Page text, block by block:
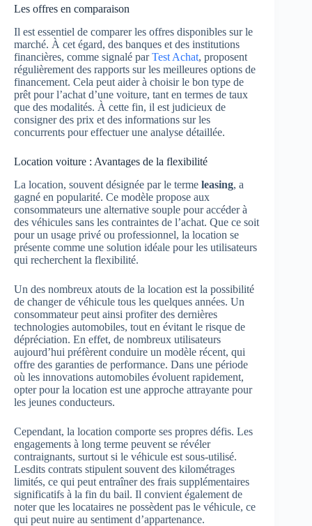
Les offres en comparaison
Il est essentiel de comparer les offres disponibles sur le
marché. À cet égard, des banques et des institutions
financières, comme signalé parTest Achat, proposent
régulièrement des rapports sur les meilleures options de
financement. Cela peut aider à choisir le bon type de
prêt pour l’achat d’une voiture, tant en termes de taux
que des modalités. À cette fin, il est judicieux de
consigner des prix et des informations sur les
concurrents pour effectuer une analyse détaillée.
Location voiture : Avantages de la flexibilité
La location, souvent désignée par le terme leasing, a
gagné en popularité. Ce modèle propose aux
consommateurs une alternative souple pour accéder à
des véhicules sans les contraintes de l’achat. Que ce soit
pour un usage privé ou professionnel, la location se
présente comme une solution idéale pour les utilisateurs
qui recherchent la flexibilité.
Un des nombreux atouts de la location est la possibilité
de changer de véhicule tous les quelques années. Un
consommateur peut ainsi profiter des dernières
technologies automobiles, tout en évitant le risque de
dépréciation. En effet, de nombreux utilisateurs
aujourd’hui préfèrent conduire un modèle récent, qui
offre des garanties de performance. Dans une période
où les innovations automobiles évoluent rapidement,
opter pour la location est une approche attrayante pour
les jeunes conducteurs.
Cependant, la location comporte ses propres défis. Les
engagements à long terme peuvent se révéler
contraignants, surtout si le véhicule est sous-utilisé.
Lesdits contrats stipulent souvent des kilométrages
limités, ce qui peut entraîner des frais supplémentaires
significatifs à la fin du bail. Il convient également de
noter que les locataires ne possèdent pas le véhicule, ce
qui peut nuire au sentiment d’appartenance.